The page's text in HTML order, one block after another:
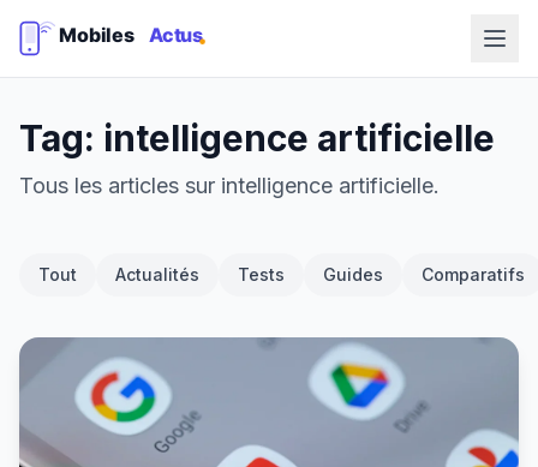
Tag: intelligence artificielle
Tous les articles sur intelligence artificielle.
Tout Actualités Tests Guides Comparatifs